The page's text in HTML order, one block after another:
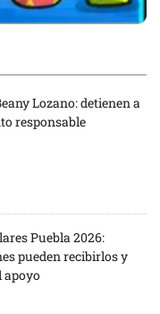
Lozano: detienen a
responsable
Puebla 2026:
pueden recibirlos y
apoyo